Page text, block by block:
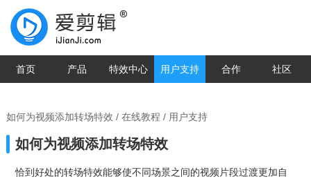
首页 产品 特效中心 用户支持 合作 社区
如何为视频添加转场特效 / 在线教程 / 用户支持
如何为视频添加转场特效
恰到好处的转场特效能够使不同场景之间的视频片段过渡更加自